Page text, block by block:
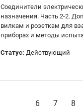
Соединители
назначения. Часть 2-2.
вилкам и розеткам для
приборах и методы
Статус: Действующий
6 7 8